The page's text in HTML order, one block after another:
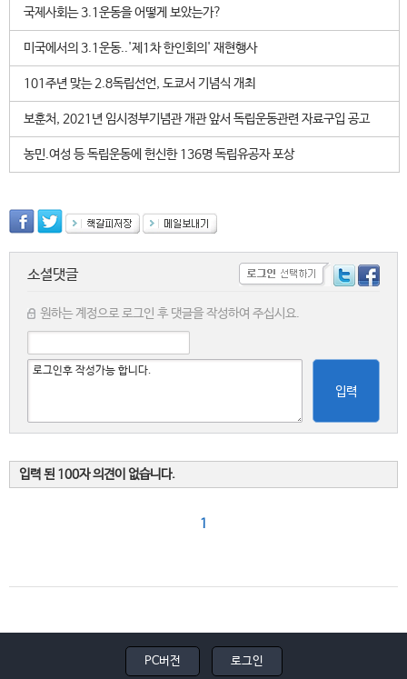
국제사회는 3.1운동을 어떻게 보았는가?
미국에서의 3.1운동..'제1차 한인회의' 재현행사
101주년 맞는 2.8독립선언, 도쿄서 기념식 개최
보훈처, 2021년 임시정부기념관 개관 앞서 독립운동관련 자료구입 공고
농민.여성 등 독립운동에 헌신한 136명 독립유공자 포상
소셜댓글
원하는 계정으로 로그인 후 댓글을 작성하여 주십시요.
입력
입력 된 100자 의견이 없습니다.
1
PC버전 로그인